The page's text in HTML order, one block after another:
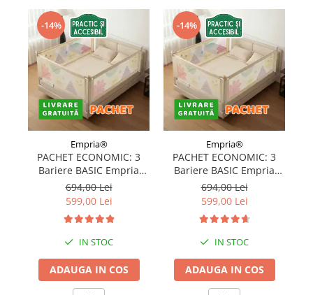
-14%
Empria®
PACHET ECONOMIC: 3
Bariere BASIC Empria
protectie pat 160X200 cm
+ bara stabilizatoare
694,00 Lei
599,00 Lei
IN STOC
ADAUGA IN COS
-14%
Empria®
PACHET ECONOMIC: 3
Bariere BASIC Empria
protectie pat 180X200 cm
+ bara stabilizatoare
694,00 Lei
599,00 Lei
IN STOC
ADAUGA IN COS